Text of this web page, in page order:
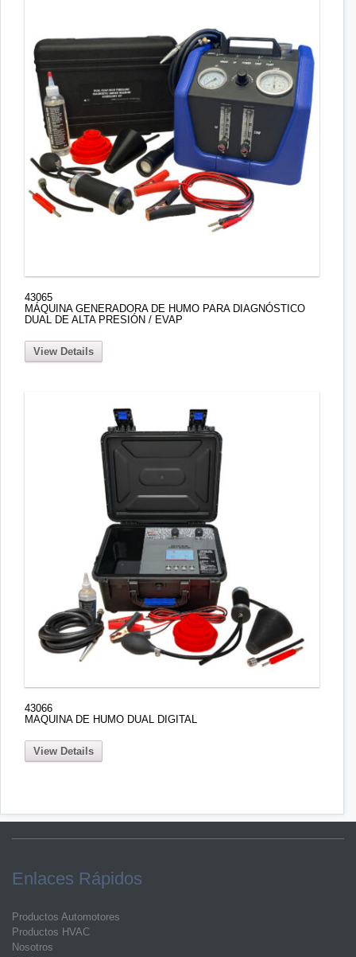
43065
MÁQUINA GENERADORA DE HUMO PARA DIAGNÓSTICO
DUAL DE ALTA PRESIÓN / EVAP
View Details
43066
MAQUINA DE HUMO DUAL DIGITAL
View Details
Enlaces Rápidos
Productos Automotores
Productos HVAC
Nosotros